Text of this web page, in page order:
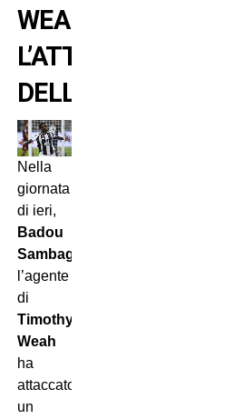
WEAH:
L’ATTACCO
DELL’AGENTE
Nella
giornata
di ieri,
Badou
Sambague
l’agente
di
Timothy
Weah
ha
attaccato
un